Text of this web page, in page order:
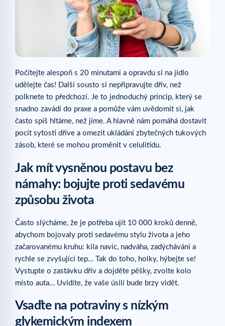
Počítejte alespoň s 20 minutami a opravdu si na jídlo
udělejte čas! Další sousto si nepřipravujte dřív, než
polknete to předchozí. Je to jednoduchý princip, který se
snadno zavádí do praxe a pomůže vám uvědomit si, jak
často spíš hltáme, než jíme. A hlavně nám pomáhá dostavit
pocit sytosti dříve a omezit ukládání zbytečných tukových
zásob, které se mohou proměnit v celulitidu.
Jak mít vysněnou postavu bez
námahy: bojujte proti sedavému
způsobu života
Často slýcháme, že je potřeba ujít 10 000 kroků denně,
abychom bojovaly proti sedavému stylu života a jeho
začarovanému kruhu: kila navíc, nadváha, zadýchávání a
rychle se zvyšující tep… Tak do toho, holky, hýbejte se!
Vystupte o zastávku dřív a dojděte pěšky, zvolte kolo
místo auta… Uvidíte, že vaše úsilí bude brzy vidět.
Vsaďte na potraviny s nízkým
glykemickým indexem